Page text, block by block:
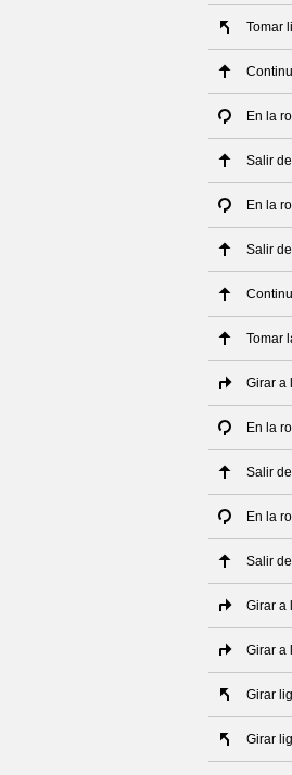
Tomar
En la
Salir
En la
Salir
Tomar
Girar a
En la
Salir
En la
Salir
Girar a
Girar a
Girar
Girar